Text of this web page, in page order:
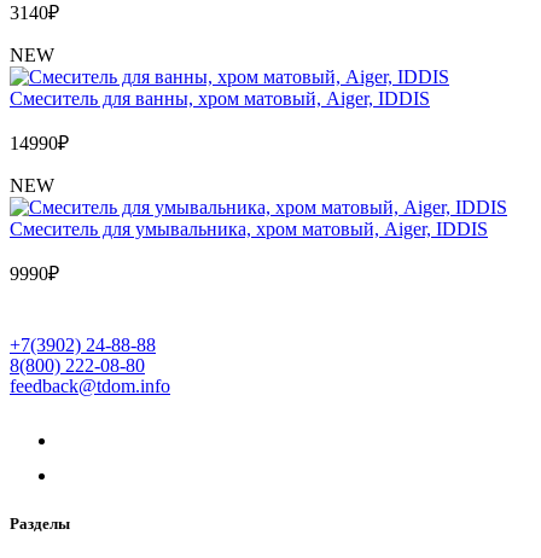
3140₽
NEW
Cмеситель для ванны, хром матовый, Aiger, IDDIS
14990₽
NEW
Cмеситель для умывальника, хром матовый, Aiger, IDDIS
9990₽
+7(3902) 24-88-88
8(800) 222-08-80
feedback@tdom.info
Разделы